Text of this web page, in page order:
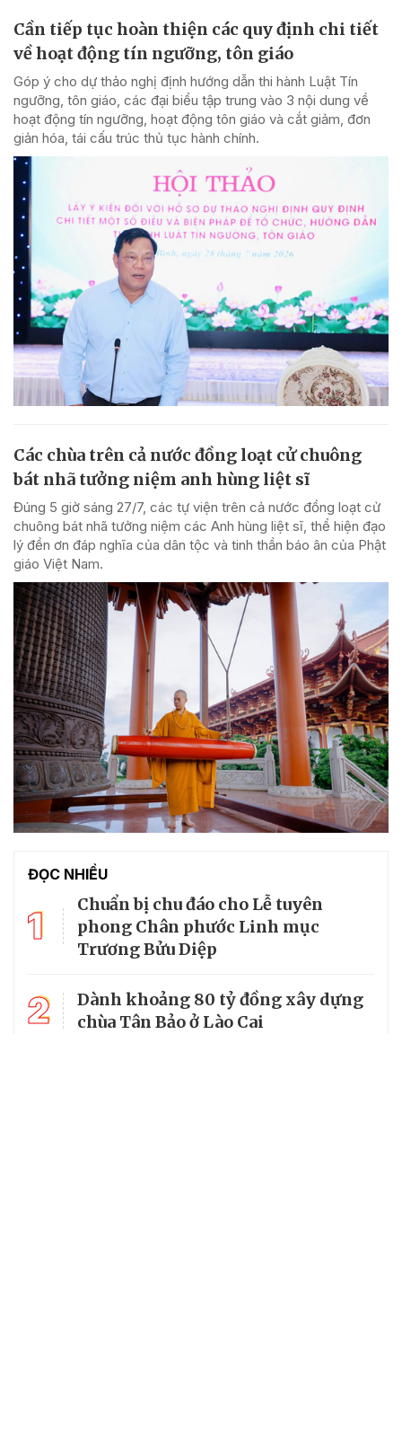
Cần tiếp tục hoàn thiện các quy định chi tiết
về hoạt động tín ngưỡng, tôn giáo
Góp ý cho dự thảo nghị định hướng dẫn thi hành Luật Tín
ngưỡng, tôn giáo, các đại biểu tập trung vào 3 nội dung về
hoạt động tín ngưỡng, hoạt động tôn giáo và cắt giảm, đơn
giản hóa, tái cấu trúc thủ tục hành chính.
Các chùa trên cả nước đồng loạt cử chuông
bát nhã tưởng niệm anh hùng liệt sĩ
Đúng 5 giờ sáng 27/7, các tự viện trên cả nước đồng loạt cử
chuông bát nhã tưởng niệm các Anh hùng liệt sĩ, thể hiện đạo
lý đền ơn đáp nghĩa của dân tộc và tinh thần báo ân của Phật
giáo Việt Nam.
ĐỌC NHIỀU
1
Chuẩn bị chu đáo cho Lễ tuyên
phong Chân phước Linh mục
Trương Bửu Diệp
2
Dành khoảng 80 tỷ đồng xây dựng
chùa Tân Bảo ở Lào Cai